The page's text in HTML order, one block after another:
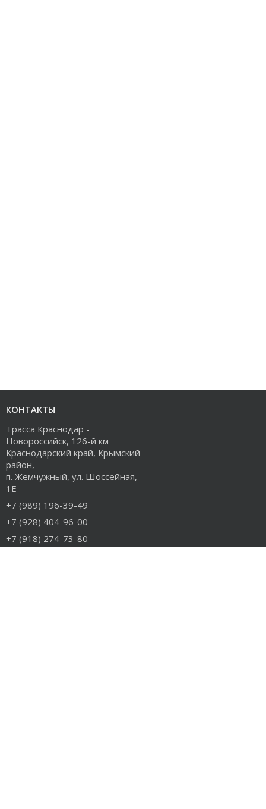
КОНТАКТЫ
Трасса Краснодар -
Новороссийск, 126-й км
Краснодарский край, Крымский
район,
п. Жемчужный, ул. Шоссейная,
1Е
+7 (989) 196-39-49
+7 (928) 404-96-00
+7 (918) 274-73-80